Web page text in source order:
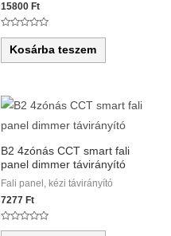
15800 Ft
Értékelés:
5
Kosárba teszem
B2 4zónás CCT smart fali
panel dimmer távirányító
Fali panel, kézi távirányító
7277 Ft
Értékelés: